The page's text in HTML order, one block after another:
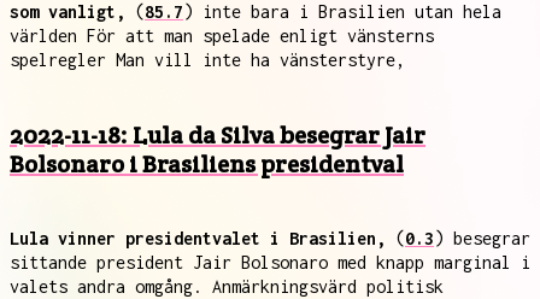
som vanligt,
(85.7) inte bara i Brasilien utan hela
världen För att man spelade enligt vänsterns
spelregler Man vill inte ha vänsterstyre,
2022-11-18: Lula da Silva besegrar Jair
Bolsonaro i Brasiliens presidentval
Lula vinner presidentvalet i Brasilien, (0.3) besegrar
sittande president Jair Bolsonaro med knapp marginal i
valets andra omgång. Anmärkningsvärd politisk